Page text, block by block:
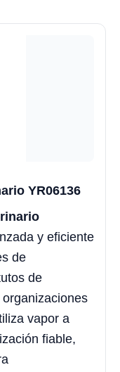
YR06136
y eficiente
de
de
vapor a
fiable,